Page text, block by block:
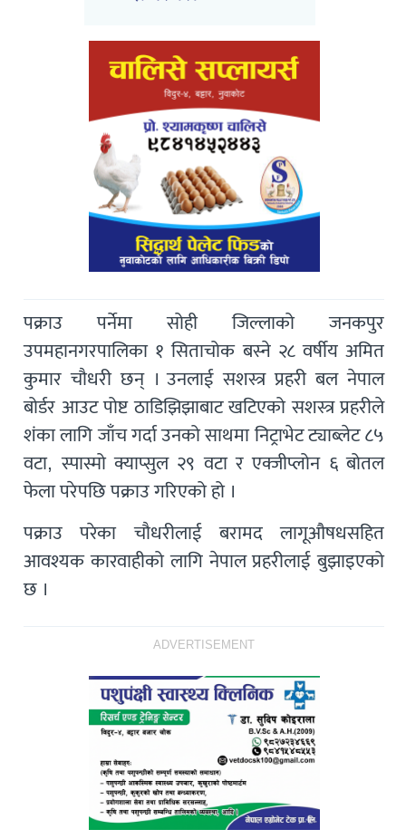
पक्राउ पर्नेमा सोही जिल्लाको जनकपुर
उपमहानगरपालिका १ सिताचोक बस्ने २८ वर्षीय अमित
कुमार चौधरी छन् । उनलाई सशस्त्र प्रहरी बल नेपाल
बोर्डर आउट पोष्ट ठाडिझिझाबाट खटिएको सशस्त्र प्रहरीले
शंका लागि जाँच गर्दा उनको साथमा निट्राभेट ट्याब्लेट ८५
वटा, स्पास्मो क्याप्सुल २९ वटा र एक्जीप्लोन ६ बोतल
फेला परेपछि पक्राउ गरिएको हो ।
पक्राउ परेका चौधरीलाई बरामद लागूऔषधसहित
आवश्यक कारवाहीको लागि नेपाल प्रहरीलाई बुझाइएको
छ ।
ADVERTISEMENT